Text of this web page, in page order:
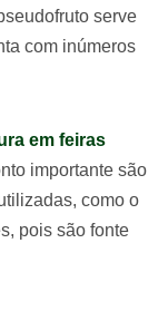
serve
com inúmeros
em feiras
importante são
como o
pois são fonte